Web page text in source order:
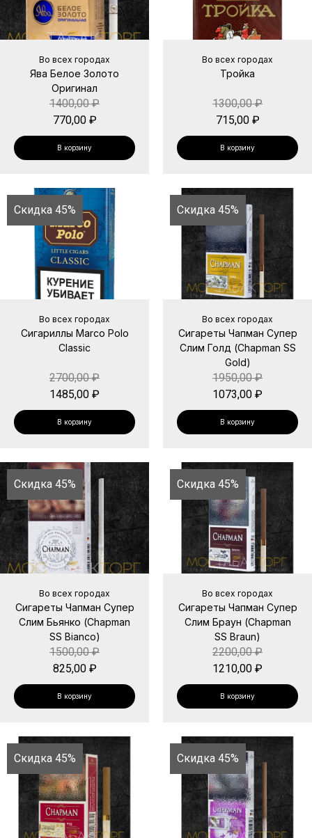
Во всех городах
Ява Белое Золото
Оригинал
1400,00₽
770,00 ₽
В корзину
Во всех городах
Тройка
1300,00₽
715,00 ₽
В корзину
Скидка 45%
Во всех городах
Сигариллы Marco Polo
Classic
2700,00₽
1485,00 ₽
В корзину
Скидка 45%
Во всех городах
Сигареты Чапман Супер
Слим Голд (Chapman SS
Gold)
1950,00₽
1073,00 ₽
В корзину
Скидка 45%
Во всех городах
Сигареты Чапман Супер
Слим Бьянко (Chapman
SS Bianco)
1500,00₽
825,00 ₽
В корзину
Скидка 45%
Во всех городах
Сигареты Чапман Супер
Слим Браун (Chapman
SS Braun)
2200,00₽
1210,00 ₽
В корзину
Скидка 45% Скидка 45%